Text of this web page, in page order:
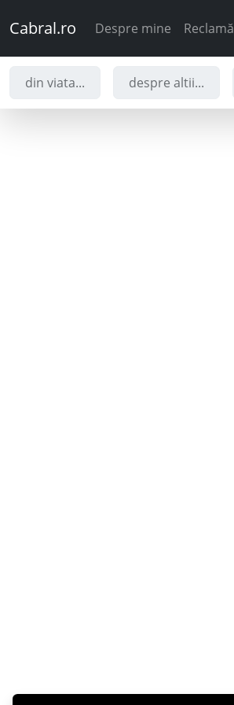
Cabral.ro Despre mine Reclamă
din viata... despre altii...